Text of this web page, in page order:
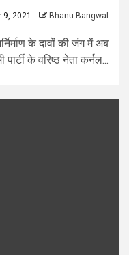
9, 2021 Bhanu Bangwal
के दावों की जंग में अब
के वरिष्ठ नेता कर्नल...